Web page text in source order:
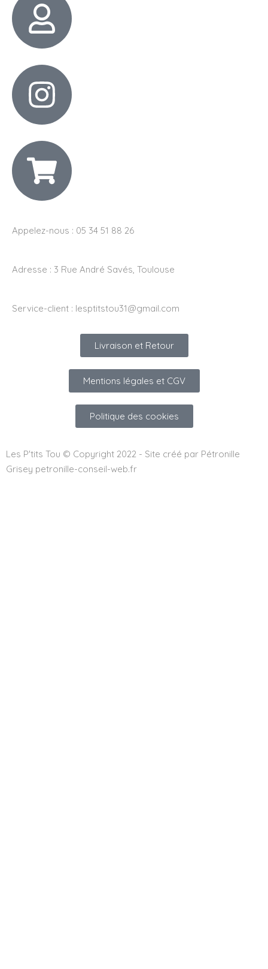
Appelez-nous : 05 34 51 88 26
Adresse : 3 Rue André Savés, Toulouse
Service-client : lesptitstou31@gmail.com
Livraison et Retour
Mentions légales et CGV
Politique des cookies
Les P'tits Tou © Copyright 2022 - Site créé par Pétronille
Grisey petronille-conseil-web.fr